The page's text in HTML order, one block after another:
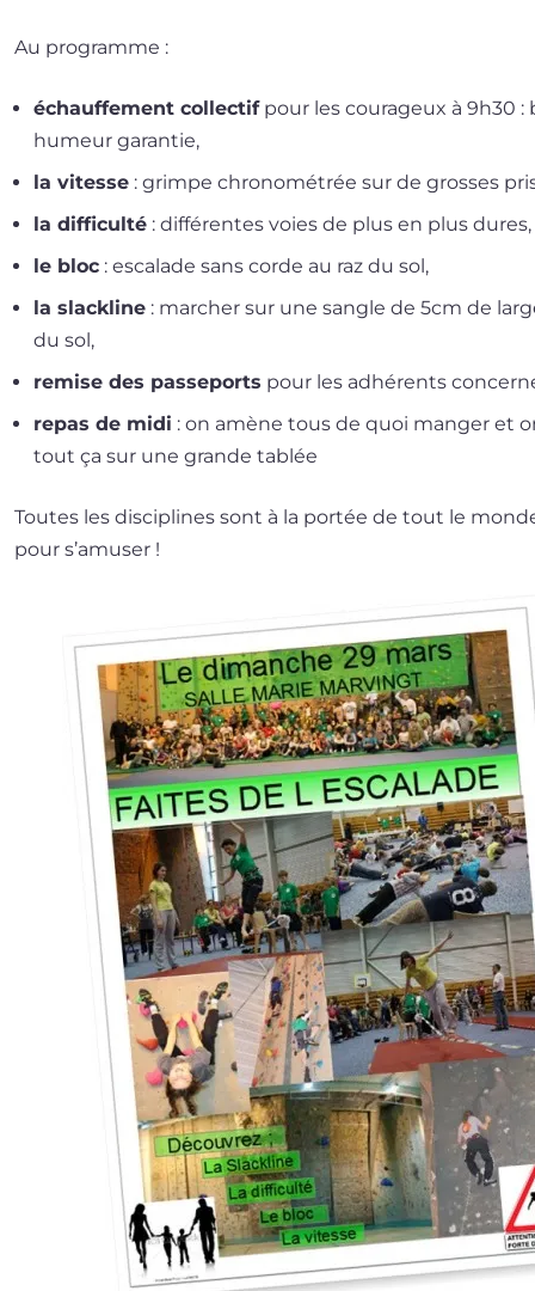
Au pro­gramme :
échauf­fe­ment col­lec­tifpour les cou­ra­geux à 9h30 :
humeur garantie,
la vitesse : grimpe chro­no­mé­trée sur de grosses
la dif­fi­cul­té : dif­fé­rentes voies de plus en plus dures,
le bloc : esca­lade sans corde au raz du sol,
la sla­ck­line : mar­cher sur une sangle de 5cm de
du sol,
remise des pas­se­ports pour les adhé­rents
repas de midi : on amène tous de quoi man­ger et
tout ça sur une grande tablée
Toutes les dis­ci­plines sont à la por­tée de tout le
pour s’amuser !